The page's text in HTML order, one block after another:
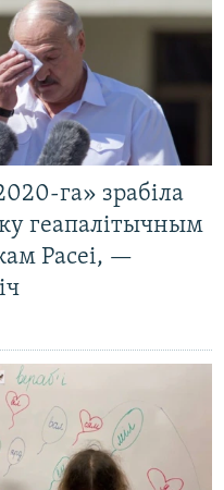
га» зрабіла
геапалітычным
Расеі, —